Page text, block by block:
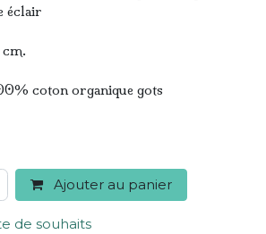
éclair
coton organique gots
Ajouter au panier
de souhaits